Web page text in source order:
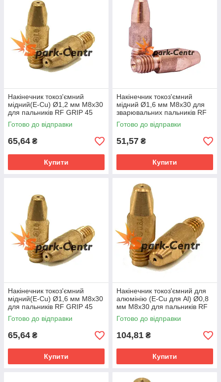
Накінечник токоз'ємний
мідний(E-Cu) Ø1,2 мм М8х30
для пальників RF GRIP 45
Abicor Binzel (Німеччина)
Готово до відправки
65,64 ₴
Купити
Накінечник токоз'ємний
мідний Ø1,6 мм М8х30 для
зварювальних пальників RF
GRIP 45 (MIG/MAG)
Готово до відправки
51,57 ₴
Купити
Накінечник токоз'ємний
мідний(E-Cu) Ø1,6 мм М8х30
для пальників RF GRIP 45
Abicor Binzel (Німеччина)
Готово до відправки
65,64 ₴
Купити
Накінечник токоз'ємний для
алюмінію (E-Cu для Al) Ø0,8
мм М8х30 для пальників RF
GRIP 45 Abicor Binzel
(Німеччина)
Готово до відправки
104,81 ₴
Купити